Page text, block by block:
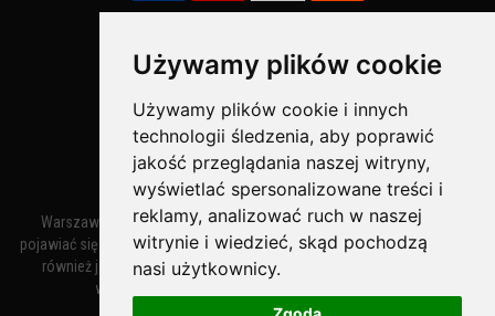
Używamy plików cookie
Używamy plików cookie i innych
technologii śledzenia, aby poprawić
jakość przeglądania naszej witryny,
wyświetlać spersonalizowane treści i
reklamy, analizować ruch w naszej
witrynie i wiedzieć, skąd pochodzą
nasi użytkownicy.
Bezpieczne Płatności obsługuje:
Warszawa – miasto stołeczne Warszawa. Nazwa miasta zaczęła
pojawiać się w dokumentach w XIV wieku jako Warszewa, a od XV wieku
również jako Warszowa. Zmiana nazwy na Warszawa w XV wieku
wynikała z mazowieckiej wymowy dialektycznej.